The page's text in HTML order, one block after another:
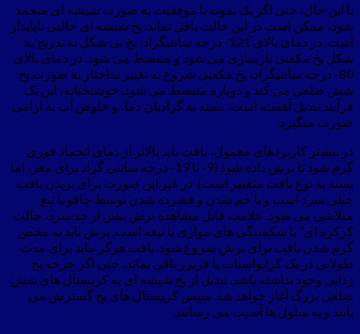
با این حال، حتی اگر یک نمونه با موفقیت به صورت شیشه ای منجمد
شود، ممکن است در این حالت باقی نماند. یخ شیشه ای حالتی ناپایدار
است. در دمای بالای 121- درجه سانتیگراد، یخ بی شکل به تدریج به
شکل یخ مکعبی بازسازی می شود و منبسط می شود. در دمای بالای
80- درجه سانتیگراد، یخ مکعبی شروع به تغییر ساختار به صورت یخ
شش ضلعی می کند و دوباره منبسط می شود. خوشبختانه، این یک
فرآیند تبدیل آهسته است، بسته به گرادیان دما، و خلوص آب به ارامی
صورت میگیرد.
در بیشتر کاربردهای معمول، بافت باید بالاتر از دمای انجماد فوری
گرم شود تا برش داده شود (9- تا 19- درجه سانتی گراد برای مغز، اما
بسته به نوع بافت متغییر است). در غیر این صورت برای بریدن بافت
خیلی سرد است و با خم شدن و فشرده شدن توسط چاقو یا تیغ
متلاشی می شود. علامت قابل مشاهده برش بیش از حد سرد، حالت
کرکره ای” یا شکستگی های موازی با تیغه است. برش باید به محض
گرم شدن بافت برای برش شروع شود. بافت هرگز نباید برای مدت
طولانی در یک کرایواستات یا فریزر باقی بماند، حتی اگر چرخه یخ
زدایی وجود نداشته باشد. تبدیل از یخ شیشه ای به کریستال های شش
ضلعی بزرگ آغاز خواهد شد. سپس کریستال های یخ گسترش می
یابند و به سلول ها آسیب می رسانند.